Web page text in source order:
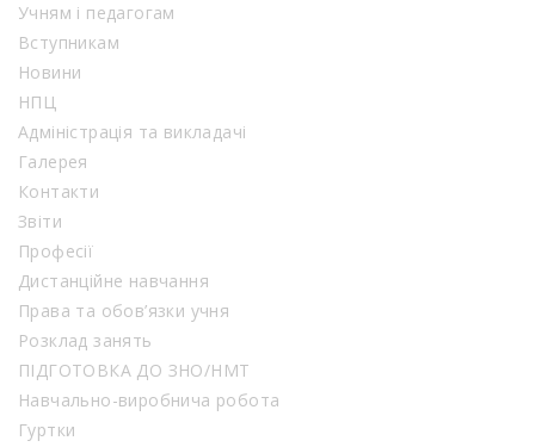
Учням і педагогам
Вступникам
Новини
НПЦ
Адміністрація та викладачі
Галерея
Контакти
Звіти
Професії
Дистанційне навчання
Права та обов’язки учня
Розклад занять
ПІДГОТОВКА ДО ЗНО/НМТ
Навчально-виробнича робота
Гуртки